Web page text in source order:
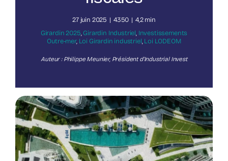
27 juin 2025 | 4350 | 4,2 min
Girardin 2025,Girardin Industriel, Investissements
Outre-mer, Loi Girardin industriel,Loi LODEOM
Auteur : Philippe Meunier, Président d’Industrial Invest